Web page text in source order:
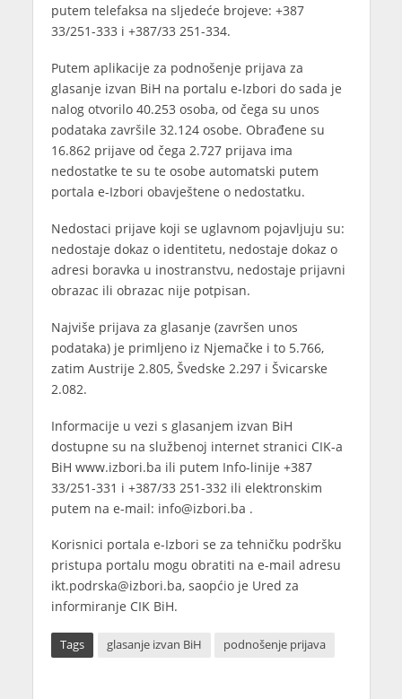
putem telefaksa na slјedeće brojeve: +387
33/251-333 i +387/33 251-334.
Putem aplikacije za podnošenje prijava za
glasanje izvan BiH na portalu e-Izbori do sada je
nalog otvorilo 40.253 osoba, od čega su unos
podataka završile 32.124 osobe. Obrađene su
16.862 prijave od čega 2.727 prijava ima
nedostatke te su te osobe automatski putem
portala e-Izbori obavještene o nedostatku.
Nedostaci prijave koji se uglavnom pojavljuju su:
nedostaje dokaz o identitetu, nedostaje dokaz o
adresi boravka u inostranstvu, nedostaje prijavni
obrazac ili obrazac nije potpisan.
Najviše prijava za glasanje (završen unos
podataka) je primljeno iz Njemačke i to 5.766,
zatim Austrije 2.805, Švedske 2.297 i Švicarske
2.082.
Informacije u vezi s glasanjem izvan BiH
dostupne su na službenoj internet stranici CIK-a
BiH www.izbori.ba ili putem Info-linije +387
33/251-331 i +387/33 251-332 ili elektronskim
putem na e-mail: info@izbori.ba .
Korisnici portala e-Izbori se za tehničku podršku
pristupa portalu mogu obratiti na e-mail adresu
ikt.podrska@izbori.ba, saopćio je Ured za
informiranje CIK BiH.
Tags glasanje izvan BiH podnošenje prijava